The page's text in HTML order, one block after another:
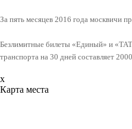
За пять месяцев 2016 года москвичи
Безлимитные билеты «Единый» и
транспорта на 30 дней составляет
x
Карта места